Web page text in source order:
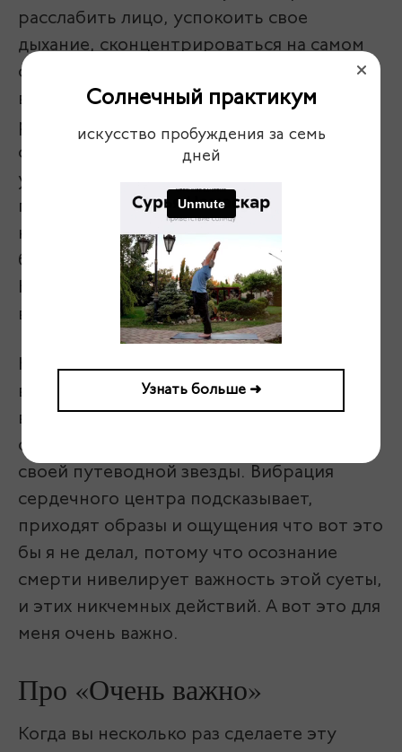
расслабить лицо, успокоить свое
дыхание, сконцентрироваться на самом
себе и подождав кода дыхание
выровняется и станет более спокойным и
ровным, потому что чем ровнее и
спокойнее дыхание, тем более
умиротворен ваш ум. Задайте себе очень
простой вопрос: а чем бы я
концентрировался, чтобы я делал, если
бы знал что через неделю я умру?
Например, осталось вам жить неделю, и
вот на что вы бы потратили эту неделю.
Начинаете размышлять и здесь сама
вибрация смерти, даже мысль о ней, она
включает сердечный центр и именно он
отвечает за выбор Дхармы, за ощущение
своей путеводной звезды. Вибрация
сердечного центра подсказывает,
приходят образы и ощущения что вот это
бы я не делал, потому что осознание
смерти нивелирует важность этой суеты,
и этих никчемных действий. А вот это для
меня очень важно.
Про «Очень важно»
Когда вы несколько раз сделаете эту
Солнечный практикум
искусство пробуждения за семь
дней
Узнать больше ➜